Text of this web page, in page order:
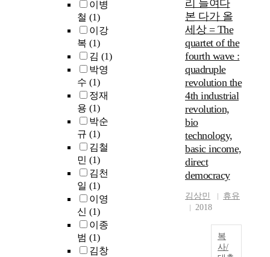
이병
철 (1)
이강
복 (1)
김 (1)
박영
수 (1)
정재
용 (1)
박순
규 (1)
김철
민 (1)
김천
일 (1)
이영
신 (1)
이종
범 (1)
김창
리 들여다
본 다가 올
세상 = The
quartet of the
fourth wave :
quadruple
revolution the
4th industrial
revolution,
bio
technology,
basic income,
direct
democracy
김상민
휴유
2018
복
사/